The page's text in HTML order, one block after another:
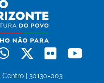
Whatsapp
X Flickr
Centro | 30130-003